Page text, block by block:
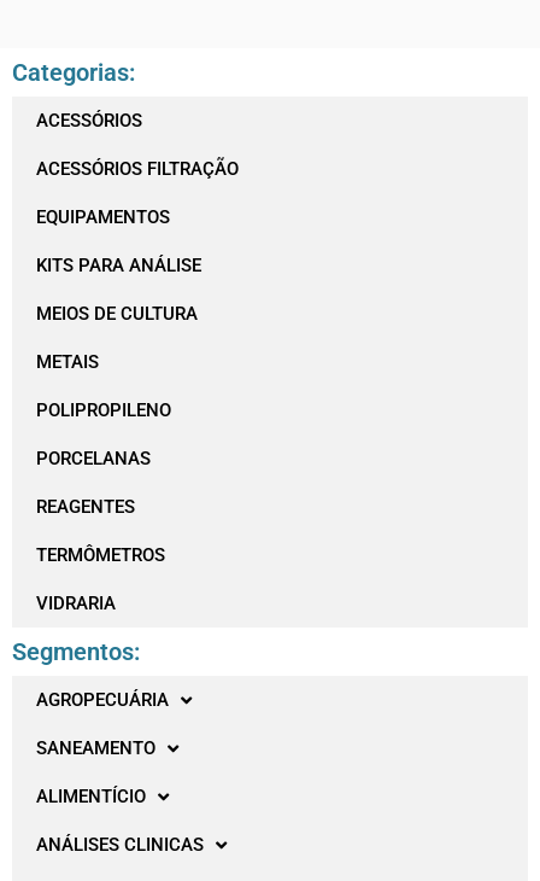
Categorias:
ACESSÓRIOS
ACESSÓRIOS FILTRAÇÃO
EQUIPAMENTOS
KITS PARA ANÁLISE
MEIOS DE CULTURA
METAIS
POLIPROPILENO
PORCELANAS
REAGENTES
TERMÔMETROS
VIDRARIA
Segmentos:
AGROPECUÁRIA
SANEAMENTO
ALIMENTÍCIO
ANÁLISES CLINICAS